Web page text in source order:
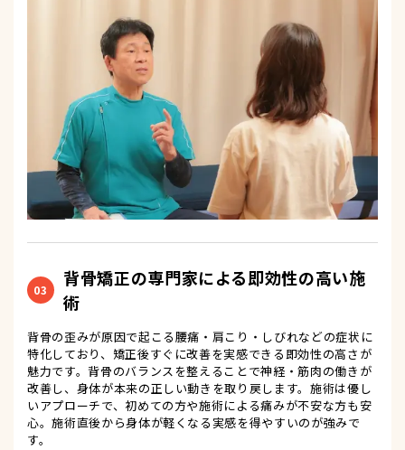
03
背骨矯正の専門家による即効性の高い施
術
背骨の歪みが原因で起こる腰痛・肩こり・しびれなどの症状に
特化しており、矯正後すぐに改善を実感できる即効性の高さが
魅力です。背骨のバランスを整えることで神経・筋肉の働きが
改善し、身体が本来の正しい動きを取り戻します。施術は優し
いアプローチで、初めての方や施術による痛みが不安な方も安
心。施術直後から身体が軽くなる実感を得やすいのが強みで
す。